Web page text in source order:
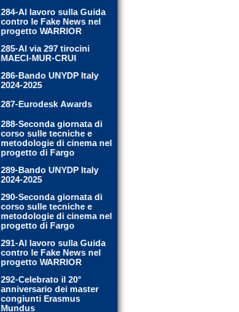
284-Al lavoro sulla Guida
contro le Fake News nel
progetto WARRIOR
285-Al via 297 tirocini
MAECI-MUR-CRUI
286-Bando UNYDP Italy
2024-2025
287-Eurodesk Awards
288-Seconda giornata di
corso sulle tecniche e
metodologie di cinema nel
progetto di Fargo
289-Bando UNYDP Italy
2024-2025
290-Seconda giornata di
corso sulle tecniche e
metodologie di cinema nel
progetto di Fargo
291-Al lavoro sulla Guida
contro le Fake News nel
progetto WARRIOR
292-Celebrato il 20°
anniversario dei master
congiunti Erasmus
Mundus